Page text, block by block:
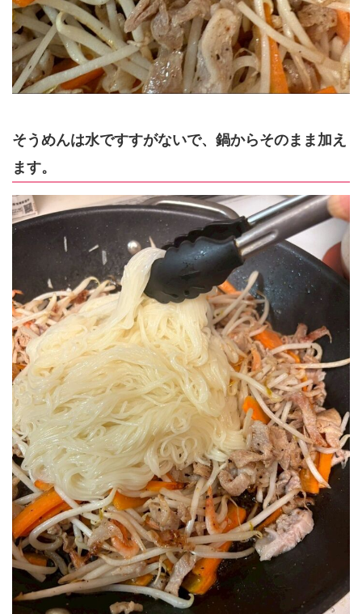
そうめんは水ですすがないで、鍋からそのまま加え
ます。